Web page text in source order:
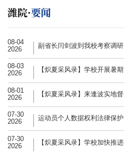
08-04
2026
副省长闫剑波到我校考察调研
08-03
2026
08-01
2026
07-30
2026
07-30
2026